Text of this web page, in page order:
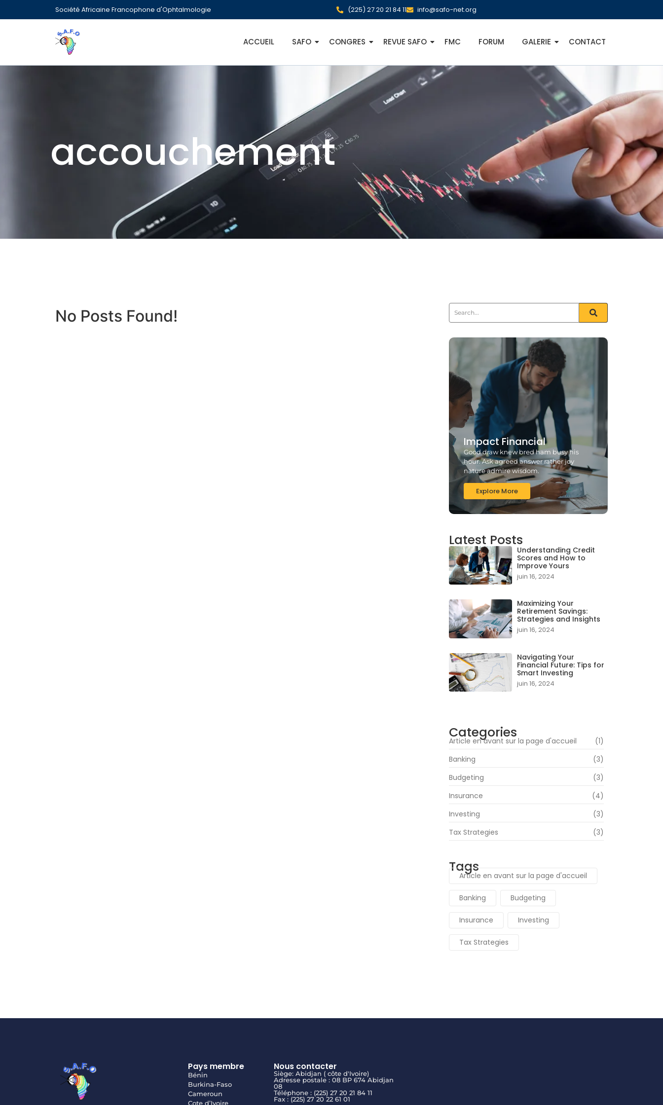
Société Africaine Francophone d'Ophtalmologie (225) 27 20 21 84 11 info@safo-net.org
ACCUEIL SAFO CONGRES REVUE SAFO FMC FORUM GALERIE CONTACT
accouchement
No Posts Found!
Impact Financial
Good draw knew bred ham busy his
hour. Ask agreed answer rather joy
nature admire wisdom.
Explore More
Latest Posts
Understanding Credit
Scores and How to
Improve Yours
juin 16, 2024
Maximizing Your
Retirement Savings:
Strategies and Insights
juin 16, 2024
Navigating Your
Financial Future: Tips for
Smart Investing
juin 16, 2024
Categories
Article en avant sur la page d'accueil
(1)
Banking
(3)
Budgeting
(3)
Insurance
(4)
Investing
(3)
Tax Strategies
(3)
Tags
Article en avant sur la page d'accueil
Banking Budgeting
Insurance Investing
Tax Strategies
Pays membre
Bénin
Burkina-Faso
Cameroun
Cote d’Ivoire
Nous contacter
Siège: Abidjan ( côte d'Ivoire)
Adresse postale : 08 BP 674 Abidjan
08
Téléphone : (225) 27 20 21 84 11
Fax : (225) 27 20 22 61 01